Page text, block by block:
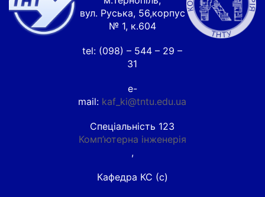
вул. Руська, 56,корпус
№ 1, к.604
tel: (098) – 544 – 29 –
31
e-
mail: kaf_ki@tntu.edu.ua
Спеціальність 123
Комп’ютерна інженерія
,
Кафедра КС (c)